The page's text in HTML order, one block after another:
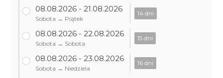
08.08.2026 - 21.08.2026
Sobota → Piątek
14 dni
08.08.2026 - 22.08.2026
Sobota → Sobota
15 dni
08.08.2026 - 23.08.2026
Sobota → Niedziela
16 dni